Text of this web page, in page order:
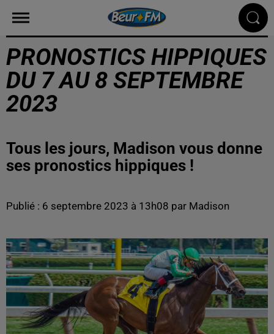
PRONOSTICS HIPPIQUES
DU 7 AU 8 SEPTEMBRE
2023
Tous les jours, Madison vous donne
ses pronostics hippiques !
Publié : 6 septembre 2023 à 13h08 par Madison